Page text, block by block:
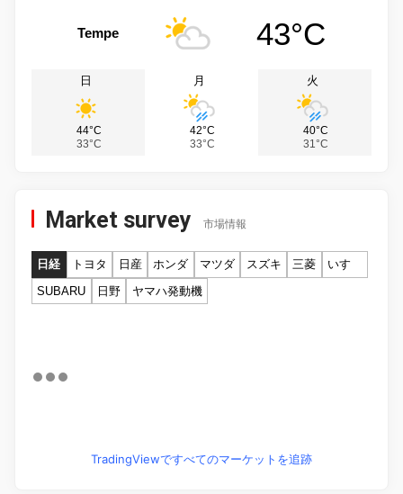
Tempe 43°C
日
44°C
33°C
月
42°C
33°C
火
40°C
31°C
Market survey 市場情報
日経 トヨタ 日産 ホンダ マツダ スズキ 三菱
いすゞ
SUBARU
日野 ヤマハ発動機
TradingViewですべてのマーケットを追跡